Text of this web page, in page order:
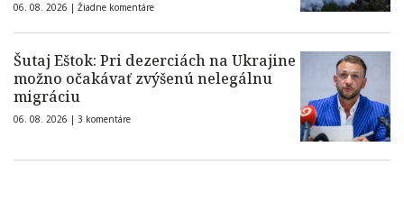
06. 08. 2026 | Žiadne komentáre
Šutaj Eštok: Pri dezerciách na Ukrajine
možno očakávať zvýšenú nelegálnu
migráciu
06. 08. 2026 | 3 komentáre